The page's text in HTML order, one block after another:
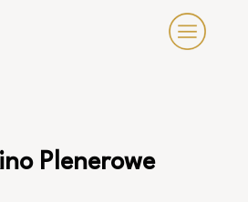
Plenerowe